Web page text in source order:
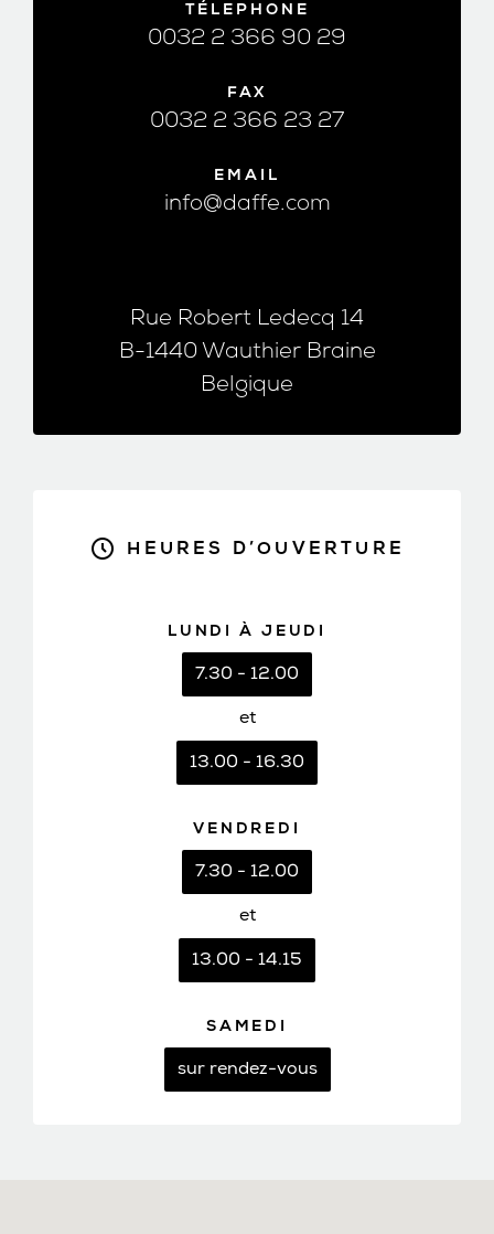
TÉLEPHONE
0032 2 366 90 29
FAX
0032 2 366 23 27
EMAIL
info@daffe.com
Rue Robert Ledecq 14
B-1440 Wauthier Braine
Belgique
HEURES D’OUVERTURE
LUNDI À JEUDI
7.30 - 12.00
et
13.00 - 16.30
VENDREDI
7.30 - 12.00
et
13.00 - 14.15
SAMEDI
sur rendez-vous